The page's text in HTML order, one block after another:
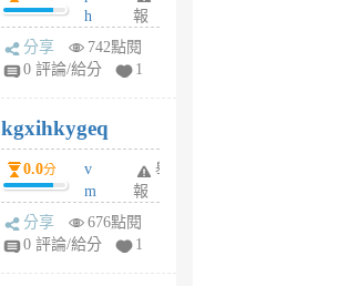
h
wi
w
6
個
月
前
報
分享
742點閱
0 評論/給分
1
kgxihkygeq
0.0分
v
m
sg
sr
舉
報
分享
676點閱
0 評論/給分
1